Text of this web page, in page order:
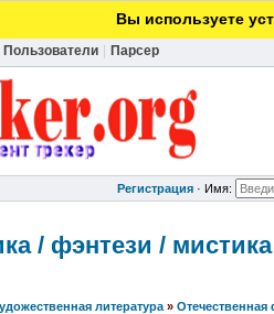
Вы используете
Пользователи Парсер
Регистрация · Имя:
/ фэнтези / мистика
литература » Отечественная